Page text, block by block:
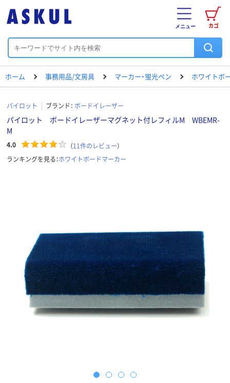
カゴ
メニュー
ホーム 事務用品/文房具 マーカー・蛍光ペン ホワイトボ
パイロット ブランド： ボードイレーザー
パイロット ボードイレーザーマグネット付レフィルM WBEMR-
M
4.0 （11件のレビュー）
ランキングを見る：ホワイトボードマーカー